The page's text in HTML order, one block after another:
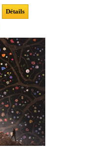
Détails